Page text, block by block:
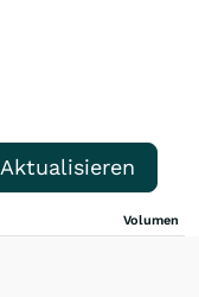
Aktualisieren
Volumen